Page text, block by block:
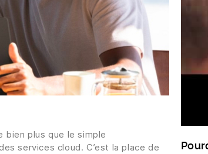
bien plus que le simple
services cloud. C’est la place de